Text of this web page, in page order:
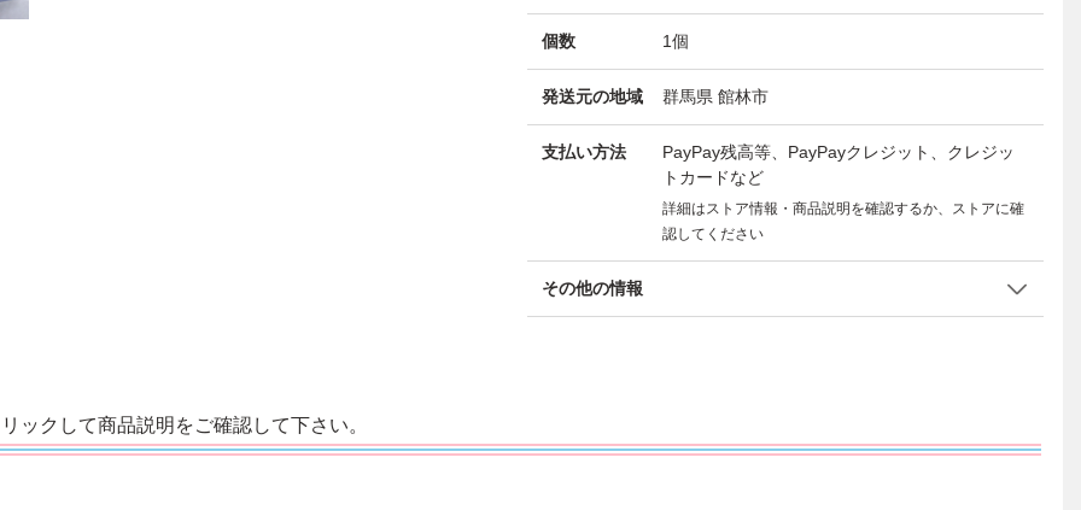
個数 1個
発送元の地域 群馬県 館林市
支払い方法
PayPay残高等、PayPayクレジット、クレジッ
トカードなど
詳細はストア情報・商品説明を確認するか、ストアに確
認してください
その他の情報